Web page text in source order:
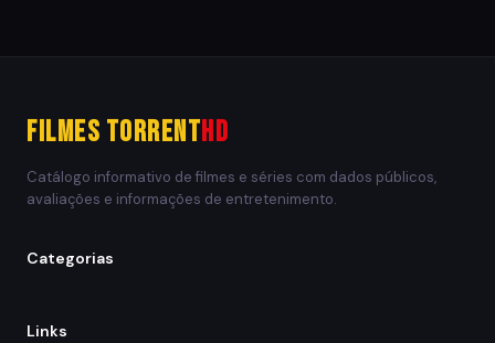
Filmes TorrentHD
Catálogo informativo de filmes e séries com dados públicos,
avaliações e informações de entretenimento.
Categorias
Links